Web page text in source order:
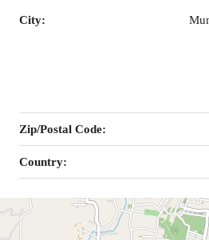
City:
Zip/Postal Code:
Country: